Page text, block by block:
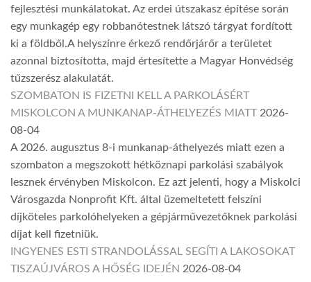
fejlesztési munkálatokat. Az erdei útszakasz építése során
egy munkagép egy robbanótestnek látszó tárgyat fordított
ki a földből.A helyszínre érkező rendőrjárőr a területet
azonnal biztosította, majd értesítette a Magyar Honvédség
tűzszerész alakulatát.
SZOMBATON IS FIZETNI KELL A PARKOLÁSÉRT
MISKOLCON A MUNKANAP-ÁTHELYEZÉS MIATT 2026-
08-04
A 2026. augusztus 8-i munkanap-áthelyezés miatt ezen a
szombaton a megszokott hétköznapi parkolási szabályok
lesznek érvényben Miskolcon. Ez azt jelenti, hogy a Miskolci
Városgazda Nonprofit Kft. által üzemeltetett felszíni
díjköteles parkolóhelyeken a gépjárművezetőknek parkolási
díjat kell fizetniük.
INGYENES ESTI STRANDOLÁSSAL SEGÍTI A LAKOSOKAT
TISZAÚJVÁROS A HŐSÉG IDEJÉN 2026-08-04